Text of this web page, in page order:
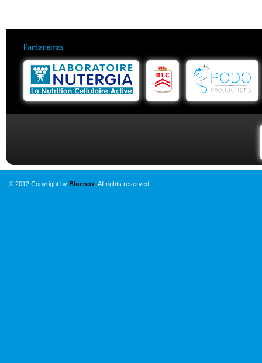
© 2012 Copyright by Bluenox . All rights reserved